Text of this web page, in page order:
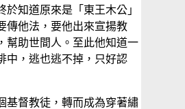
於知道原來是「東王木公」
傳他法，要他出來宣揚教
幫助世間人。至此他知道一
中，逃也逃不掉，只好認
基督教徒，轉而成為穿著繡